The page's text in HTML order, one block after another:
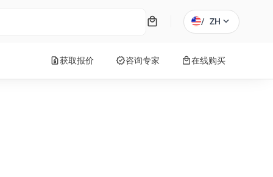
local_mall / ZH expand_more
request_quote获取报价 verified咨询专家 local_mall在线购买